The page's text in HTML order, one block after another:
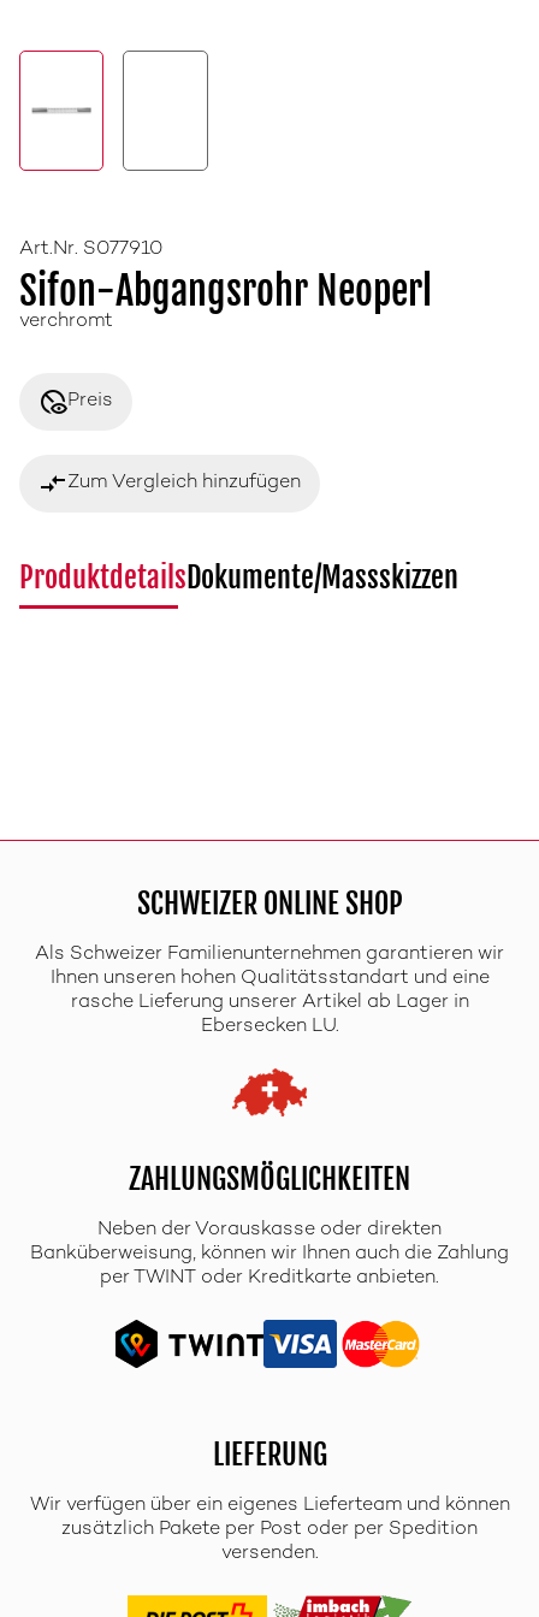
Art.Nr. S077910
Sifon-Abgangsrohr Neoperl
verchromt
disabled_visiblePreis
compare_arrowsZum Vergleich hinzufügen
ProduktdetailsDokumente/Massskizzen
SCHWEIZER ONLINE SHOP
Als Schweizer Familienunternehmen garantieren wir
Ihnen unseren hohen Qualitätsstandart und eine
rasche Lieferung unserer Artikel ab Lager in
Ebersecken LU.
ZAHLUNGSMÖGLICHKEITEN
Neben der Vorauskasse oder direkten
Banküberweisung, können wir Ihnen auch die Zahlung
per TWINT oder Kreditkarte anbieten.
LIEFERUNG
Wir verfügen über ein eigenes Lieferteam und können
zusätzlich Pakete per Post oder per Spedition
versenden.